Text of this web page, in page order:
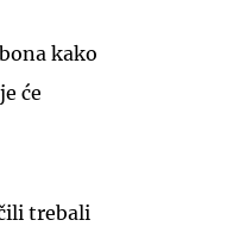
kako
će
trebali